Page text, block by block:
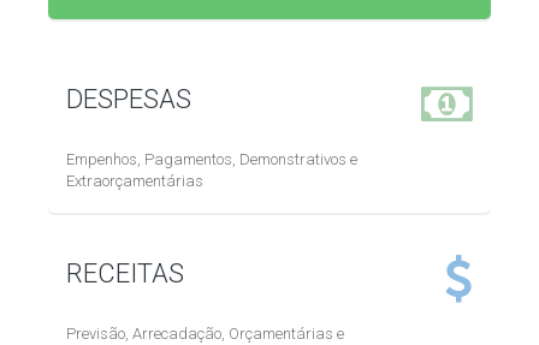
DESPESAS
Empenhos, Pagamentos, Demonstrativos e
Extraorçamentárias
RECEITAS
Previsão, Arrecadação, Orçamentárias e